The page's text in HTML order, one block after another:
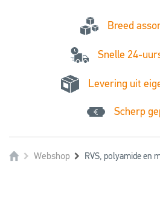
Breed
Snelle 24-
Levering uit
Scherp
Webshop RVS, polyamide en